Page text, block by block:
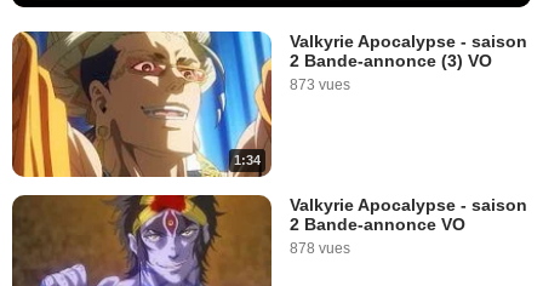
1:34
Valkyrie Apocalypse - saison
2 Bande-annonce (3) VO
873 vues
Valkyrie Apocalypse - saison
2 Bande-annonce VO
878 vues